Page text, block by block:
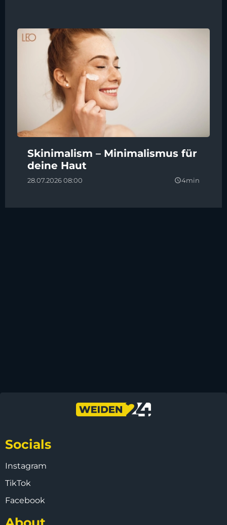
Skinimalism – Minimalismus für
deine Haut
28.07.2026 08:00 query_builder4min
Socials
Instagram
TikTok
Facebook